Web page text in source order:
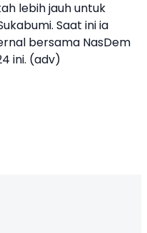
lebih jauh untuk
Saat ini ia
bersama NasDem
ini. (adv)